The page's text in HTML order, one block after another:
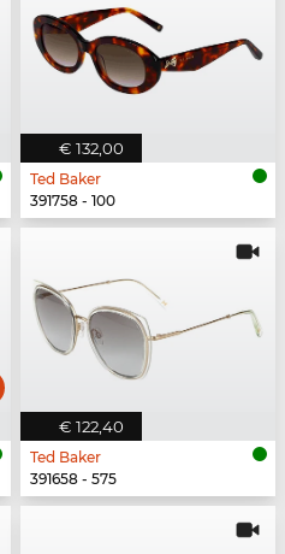
€ 132,00
Ted Baker
391758 - 100
€ 122,40
Ted Baker
391658 - 575